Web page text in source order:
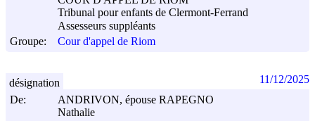
Tribunal pour enfants de Clermont-Ferrand
Assesseurs suppléants
Groupe:
Cour d'appel de Riom
De:
ANDRIVON, épouse RAPEGNO
Nathalie
désignation 11/12/2025